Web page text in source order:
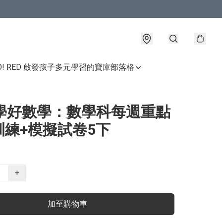
RED 啟發孩子多元學習的寶庫部落格
好數學：數學科每週重點
練+模擬試卷5下
+
加至購物車